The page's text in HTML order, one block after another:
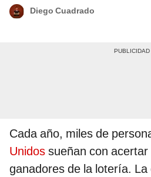
Diego Cuadrado
Cada año, miles de
Unidos sueñan con
ganadores de la lotería.